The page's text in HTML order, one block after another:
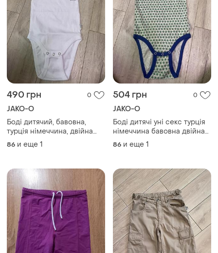
490 грн 0
JAKO-O
Боді дитячий, бавовна,
турція німеччина, двійна
застібка
86 и еще 1
504 грн 0
JAKO-O
Боді дитячі уні секс турція
німеччина бавовна двійна
застібка
86 и еще 1